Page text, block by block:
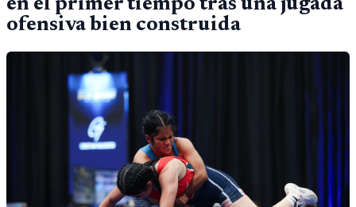
en el primer tiempo tras una jugada
ofensiva bien construida